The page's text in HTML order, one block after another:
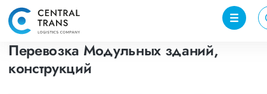
Перевозка Модульных зданий,
конструкций